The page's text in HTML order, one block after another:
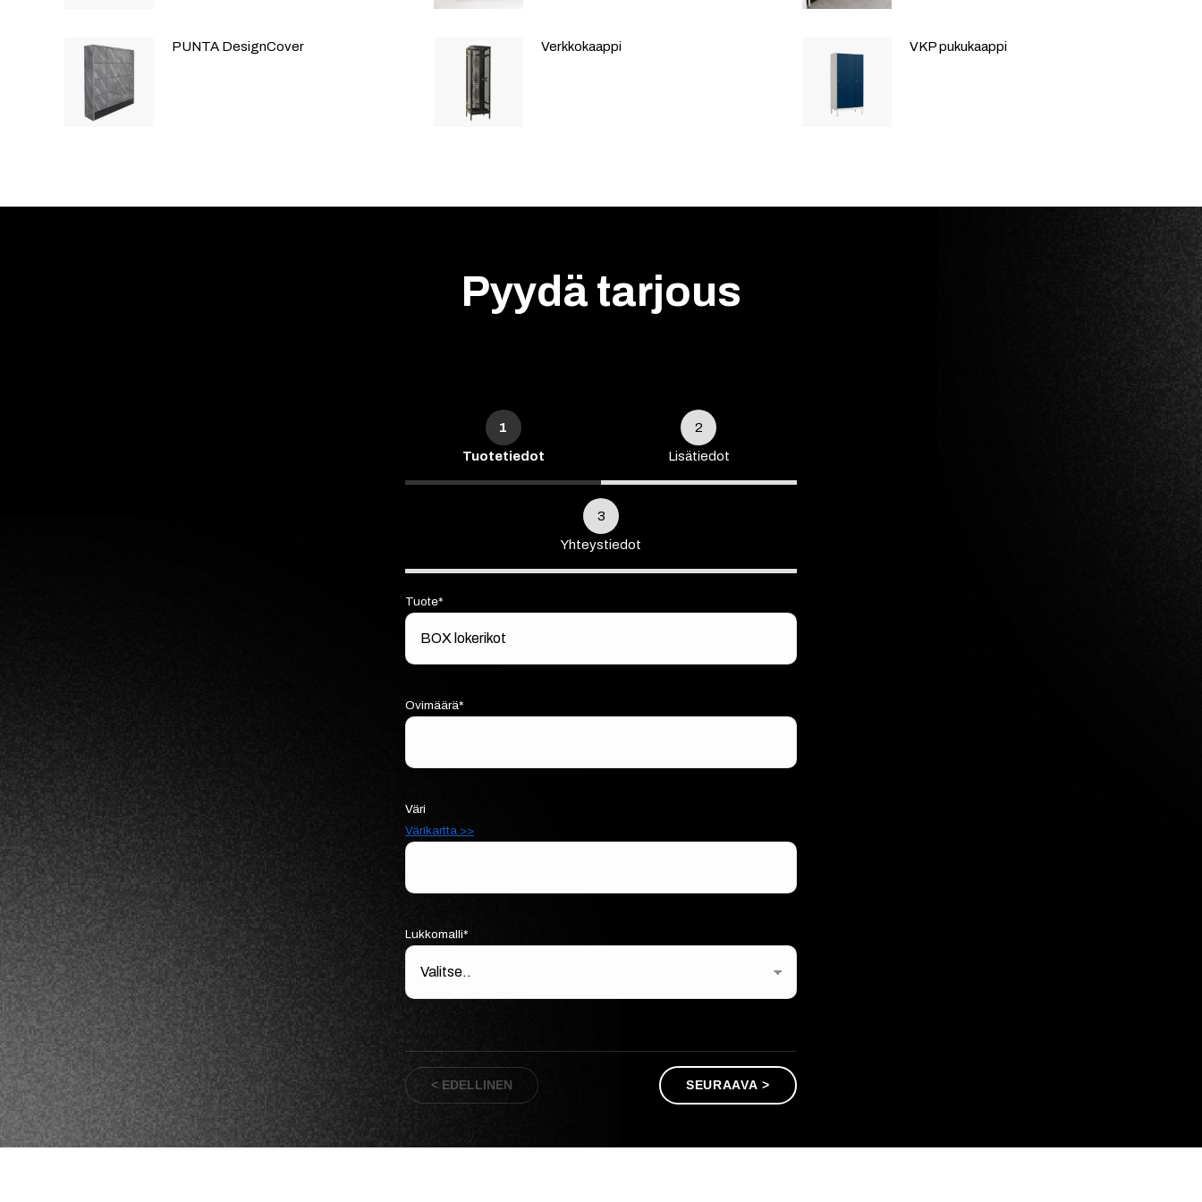
PUNTA DesignCover Verkkokaappi VKP pukukaappi
Pyydä tarjous
1
Tuote­tiedot
2
Lisä­tiedot
3
Yhteys­tiedot
Tuote*
Ovimäärä*
Väri
Värikartta >>
Lukkomalli*
< EDELLINEN SEURAAVA >